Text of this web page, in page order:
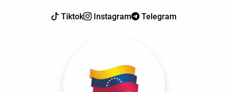
Tiktok Instagram Telegram